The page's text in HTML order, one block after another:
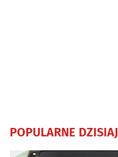
POPULARNE DZISIAJ